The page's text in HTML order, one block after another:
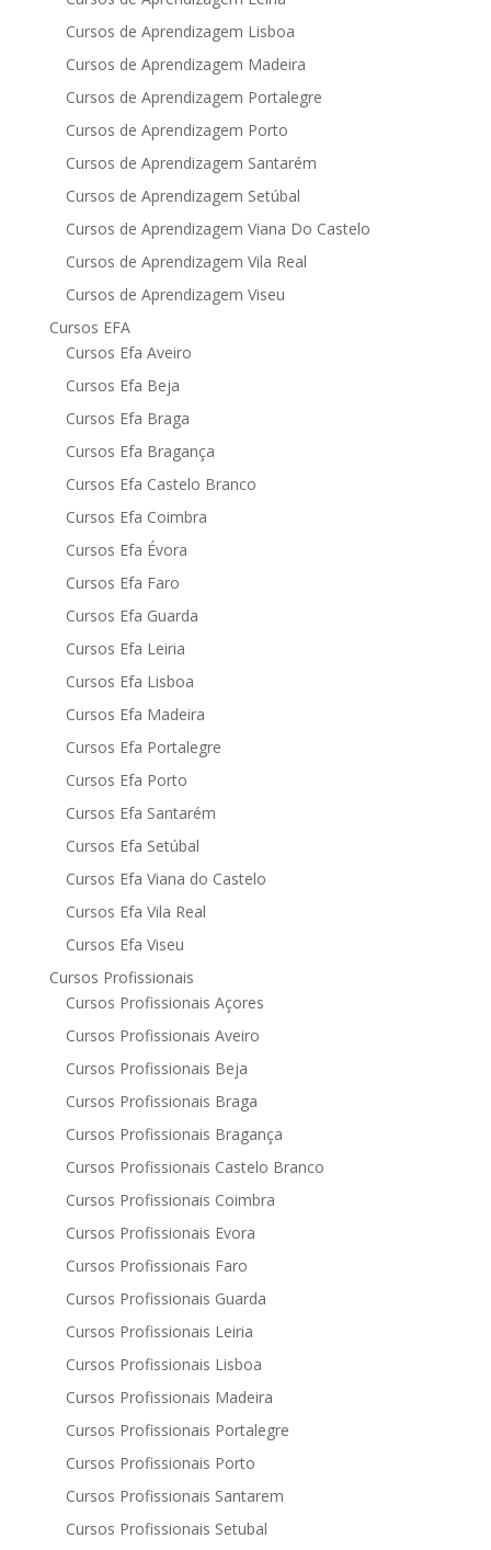
Cursos de Aprendizagem Lisboa
Cursos de Aprendizagem Madeira
Cursos de Aprendizagem Portalegre
Cursos de Aprendizagem Porto
Cursos de Aprendizagem Santarém
Cursos de Aprendizagem Setúbal
Cursos de Aprendizagem Viana Do Castelo
Cursos de Aprendizagem Vila Real
Cursos de Aprendizagem Viseu
Cursos EFA
Cursos Efa Aveiro
Cursos Efa Beja
Cursos Efa Braga
Cursos Efa Bragança
Cursos Efa Castelo Branco
Cursos Efa Coimbra
Cursos Efa Évora
Cursos Efa Faro
Cursos Efa Guarda
Cursos Efa Leiria
Cursos Efa Lisboa
Cursos Efa Madeira
Cursos Efa Portalegre
Cursos Efa Porto
Cursos Efa Santarém
Cursos Efa Setúbal
Cursos Efa Viana do Castelo
Cursos Efa Vila Real
Cursos Efa Viseu
Cursos Profissionais
Cursos Profissionais Açores
Cursos Profissionais Aveiro
Cursos Profissionais Beja
Cursos Profissionais Braga
Cursos Profissionais Bragança
Cursos Profissionais Castelo Branco
Cursos Profissionais Coimbra
Cursos Profissionais Evora
Cursos Profissionais Faro
Cursos Profissionais Guarda
Cursos Profissionais Leiria
Cursos Profissionais Lisboa
Cursos Profissionais Madeira
Cursos Profissionais Portalegre
Cursos Profissionais Porto
Cursos Profissionais Santarem
Cursos Profissionais Setubal